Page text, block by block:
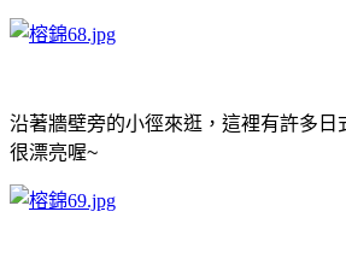
沿著牆壁旁的小徑來逛，這裡有許多日
很漂亮喔~